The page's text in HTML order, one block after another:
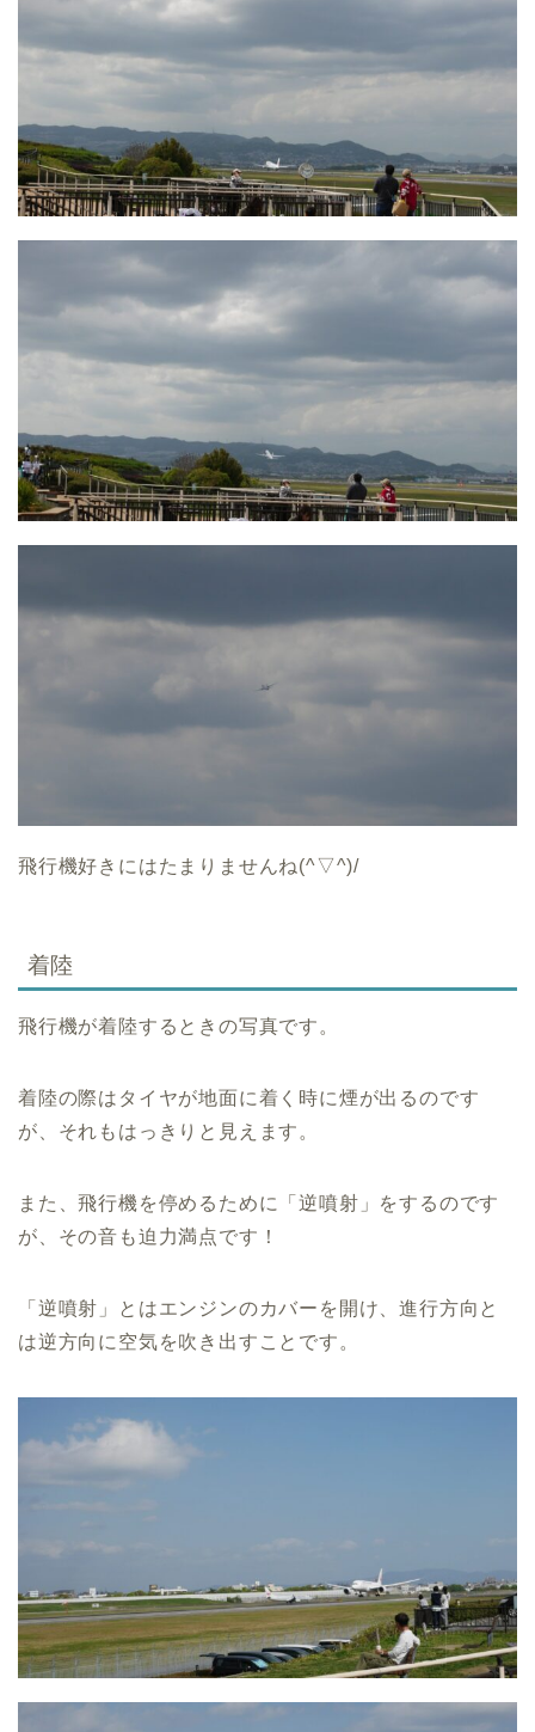
飛行機好きにはたまりませんね(^▽^)/
着陸
飛行機が着陸するときの写真です。
着陸の際はタイヤが地面に着く時に煙が出るのです
が、それもはっきりと見えます。
また、飛行機を停めるために「逆噴射」をするのです
が、その音も迫力満点です！
「逆噴射」とはエンジンのカバーを開け、進行方向と
は逆方向に空気を吹き出すことです。